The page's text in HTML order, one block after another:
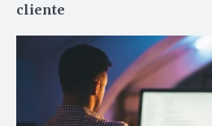
cliente